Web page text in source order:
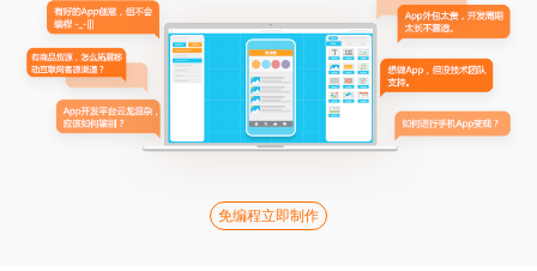
免编程立即制作